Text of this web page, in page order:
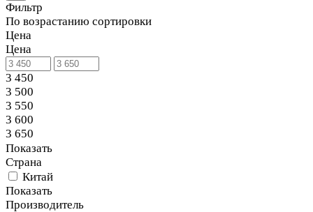
Фильтр
По возрастанию сортировки
Цена
Цена
3 450
3 500
3 550
3 600
3 650
Показать
Страна
Китай
Показать
Производитель